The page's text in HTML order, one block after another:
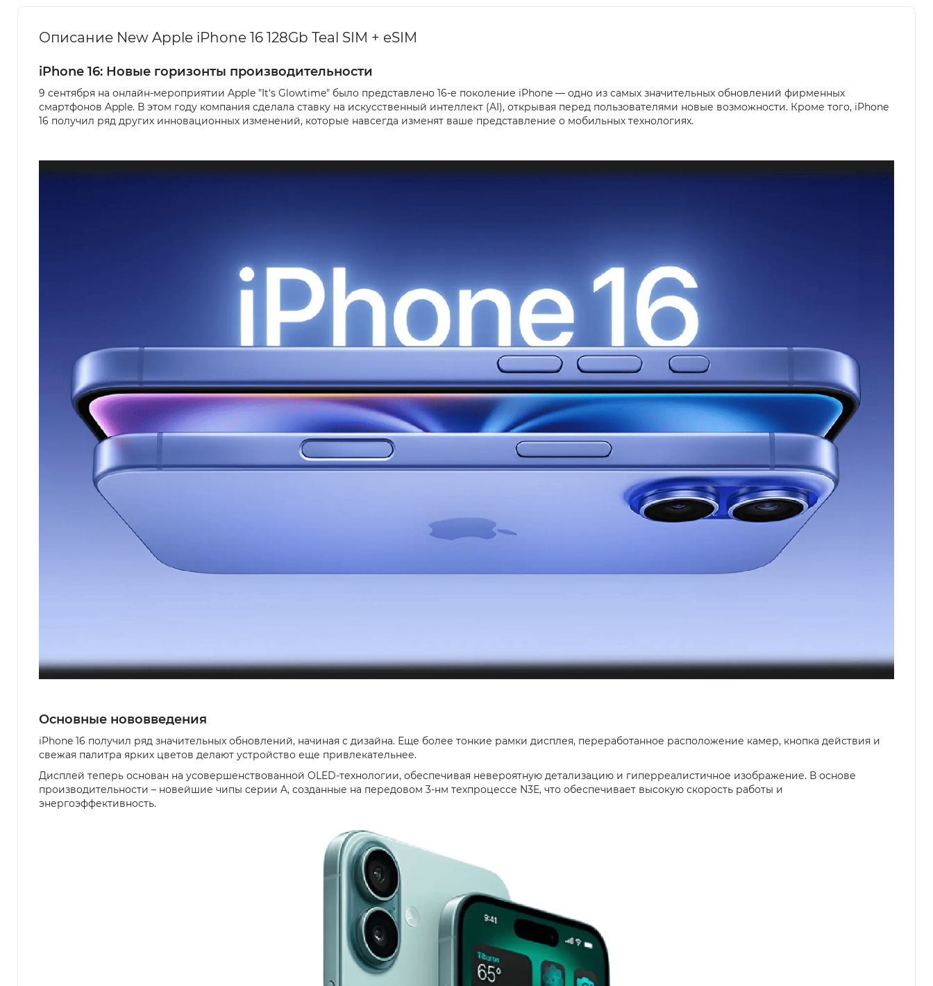
Описание New Apple iPhone 16 128Gb Teal SIM + eSIM
iPhone 16: Новые горизонты производительности
9 сентября на онлайн-мероприятии Apple "It's Glowtime" было представлено 16-е поколение iPhone — одно из самых значительных обновлений фирменных
смартфонов Apple. В этом году компания сделала ставку на искусственный интеллект (AI), открывая перед пользователями новые возможности. Кроме того, iPhone
16 получил ряд других инновационных изменений, которые навсегда изменят ваше представление о мобильных технологиях.
Основные нововведения
iPhone 16 получил ряд значительных обновлений, начиная с дизайна. Еще более тонкие рамки дисплея, переработанное расположение камер, кнопка действия и
свежая палитра ярких цветов делают устройство еще привлекательнее.
Дисплей теперь основан на усовершенствованной OLED-технологии, обеспечивая невероятную детализацию и гиперреалистичное изображение. В основе
производительности – новейшие чипы серии A, созданные на передовом 3-нм техпроцессе N3E, что обеспечивает высокую скорость работы и
энергоэффективность.